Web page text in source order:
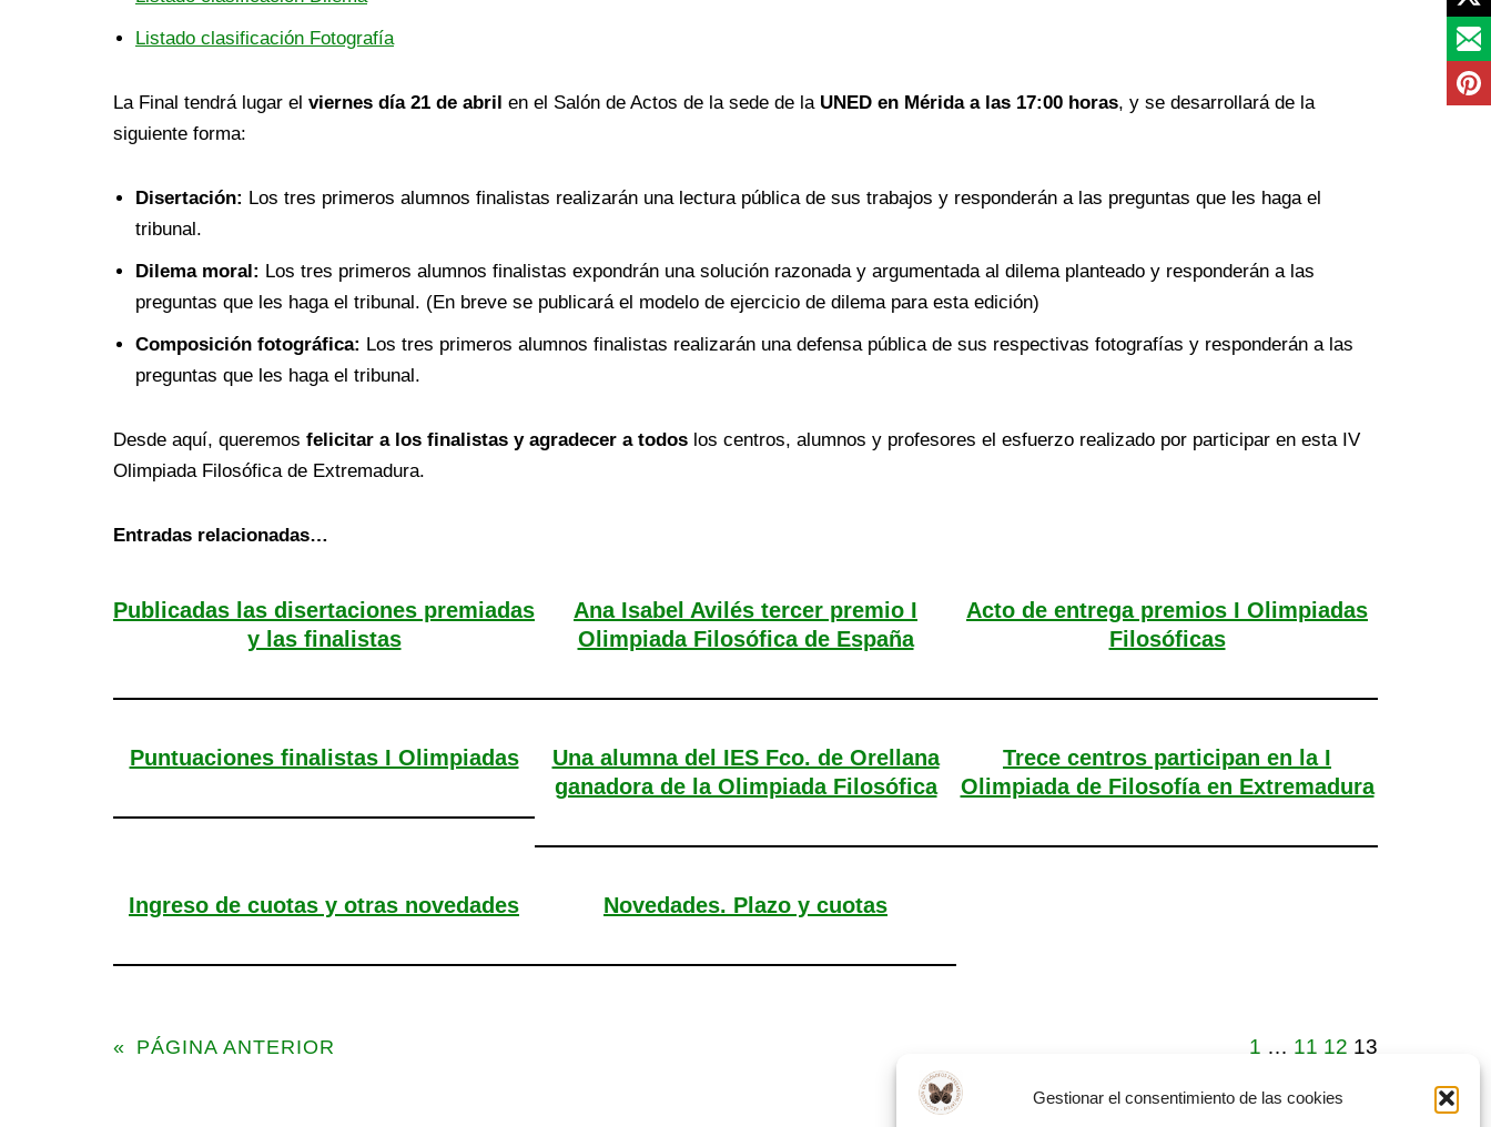
Gestionar el consentimiento de las cookies
Listado clasificación Fotografía
La Final tendrá lugar el viernes día 21 de abril en el Salón de Actos de la sede de la UNED en Mérida a las 17:00 horas, y se desarrollará de la
siguiente forma:
Disertación: Los tres primeros alumnos finalistas realizarán una lectura pública de sus trabajos y responderán a las preguntas que les haga el
tribunal.
Dilema moral: Los tres primeros alumnos finalistas expondrán una solución razonada y argumentada al dilema planteado y responderán a las
preguntas que les haga el tribunal. (En breve se publicará el modelo de ejercicio de dilema para esta edición)
Composición fotográfica: Los tres primeros alumnos finalistas realizarán una defensa pública de sus respectivas fotografías y responderán a las
preguntas que les haga el tribunal.
Desde aquí, queremos felicitar a los finalistas y agradecer a todos los centros, alumnos y profesores el esfuerzo realizado por participar en esta IV
Olimpiada Filosófica de Extremadura.
Entradas relacionadas…
Publicadas las disertaciones premiadas
y las finalistas
Ana Isabel Avilés tercer premio I
Olimpiada Filosófica de España
Acto de entrega premios I Olimpiadas
Filosóficas
Puntuaciones finalistas I Olimpiadas
Una alumna del IES Fco. de Orellana
ganadora de la Olimpiada Filosófica
Trece centros participan en la I
Olimpiada de Filosofía en Extremadura
Ingreso de cuotas y otras novedades Novedades. Plazo y cuotas
« PÁGINA ANTERIOR 1 … 11 12 13